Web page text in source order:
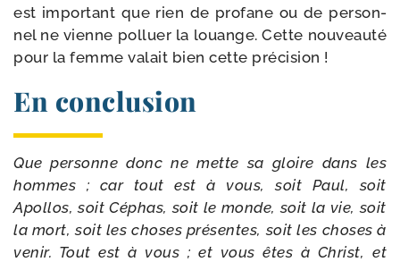
est impor­tant que rien de pro­fane ou de per­son­
nel ne vienne pol­luer la louange. Cette nou­veau­té
pour la femme valait bien cette précision !
En conclusion
Que per­sonne donc ne mette sa gloire dans les
hommes ; car tout est à vous, soit Paul, soit
Apollos, soit Céphas, soit le monde, soit la vie, soit
la mort, soit les choses pré­sentes, soit les choses à
venir. Tout est à vous ; et vous êtes à Christ, et